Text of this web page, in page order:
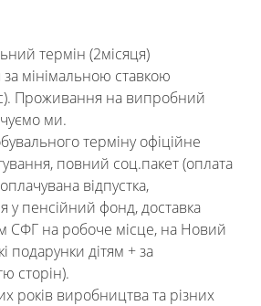
термін (2місяця)
за мінімальною ставкою
Проживання на випробний
ми.
терміну офіційне
повний соц.пакет (оплата
відпустка,
у пенсійний фонд, доставка
СФГ на робоче місце, на Новий
подарунки дітям + за
сторін).
років виробництва та різних